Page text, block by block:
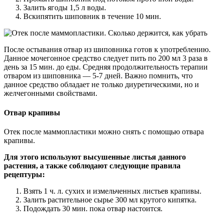
Залить ягоды 1,5 л воды.
Вскипятить шиповник в течение 10 мин.
После остывания отвар из шиповника готов к употреблению.
Данное мочегонное средство следует пить по 200 мл 3 раза в
день за 15 мин. до еды. Средняя продолжительность терапии
отваром из шиповника — 5-7 дней. Важно помнить, что
данное средство обладает не только диуретическими, но и
желчегонными свойствами.
Отвар крапивы
Отек после маммопластики можно снять с помощью отвара
крапивы.
Для этого используют высушенные листья данного
растения, а также соблюдают следующие правила
рецептуры:
Взять 1 ч. л. сухих и измельченных листьев крапивы.
Залить растительное сырье 300 мл крутого кипятка.
Подождать 30 мин. пока отвар настоится.